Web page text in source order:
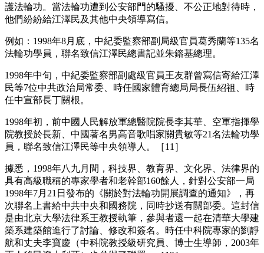
護法輪功。當法輪功遭到公安部門的騷擾、不公正地對待時，
他們紛紛給江澤民及其他中央領導寫信。
例如：1998年8月底，中紀委監察部副局級官員葛秀蘭等135名
法輪功學員，聯名致信江澤民總書記並朱鎔基總理。
1998年中旬，中紀委監察部副處級官員王友群曾寫信寄給江澤
民等7位中共政治局常委、時任國家體育總局局長伍紹祖、時
任中宣部長丁關根。
1998年初，前中國人民解放軍總醫院院長李其華、空軍指揮學
院教授於長新、中國著名男高音歌唱家關貴敏等21名法輪功學
員，聯名致信江澤民等中央領導人。［11］
據悉，1998年八九月間，科技界、教育界、文化界、法律界的
具有高級職稱的專家學者和老幹部160餘人，針對公安部一局
1998年7月21日發布的《關於對法輪功開展調查的通知》，再
次聯名上書給中共中央和國務院，同時抄送有關部委。這封信
是由北京大學法律系王教授執筆，參與者還一起在清華大學建
築系建築館進行了討論、修改和簽名。時任中科院專家的劉靜
航和丈夫李寶慶（中科院教授級研究員、博士生導師，2003年